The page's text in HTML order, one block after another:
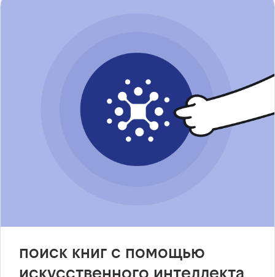
поиск книг с помощью
искусственного интеллекта